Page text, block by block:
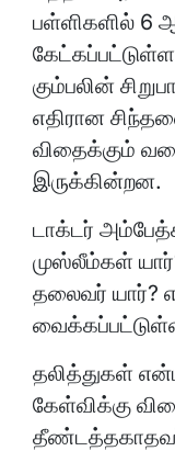
பள்ளிகளில் 6
கும்பலின்
எதிரான
விதைக்கும்
இருக்கின்றன.
டாக்டர்
முஸ்லீம்கள்
தலைவர் யார்?
தலித்துகள்
கேள்விக்கு